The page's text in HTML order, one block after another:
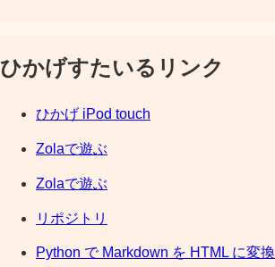
ひかげすたいるリンク
ひかげ iPod touch
Zolaで遊ぶ
Zolaで遊ぶ
リポジトリ
Python で Markdown を HTML に変換